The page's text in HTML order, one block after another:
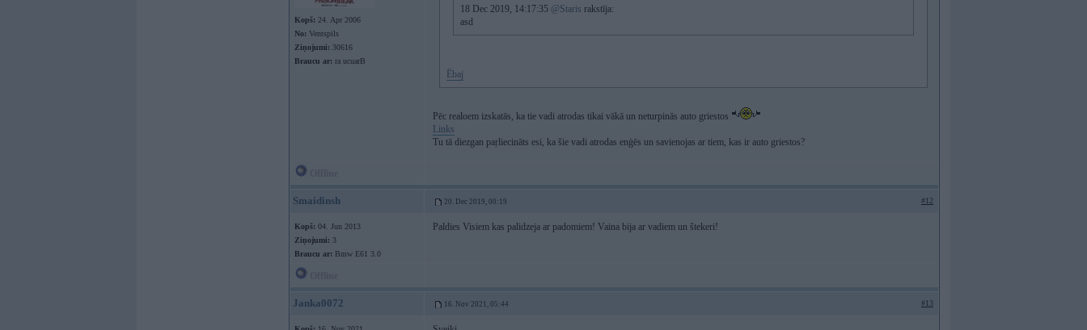
Kopš: 24. Apr 2006
No: Ventspils
Ziņojumi: 30616
Braucu ar: ra ucuarB
18 Dec 2019, 14:17:35 @Staris rakstīja:
asd
Ēbaj
Pēc realoem izskatās, ka tie vadi atrodas tikai vākā un neturpinās auto griestos
Links
Tu tā diezgan paŗliecināts esi, ka šie vadi atrodas enģēs un savienojas ar tiem, kas ir auto griestos?
Smaidinsh 20. Dec 2019, 00:19 #12
Kopš: 04. Jun 2013
Ziņojumi: 3
Braucu ar: Bmw E61 3.0
Paldies Visiem kas palidzeja ar padomiem! Vaina bija ar vadiem un štekeri!
Janka0072 16. Nov 2021, 05:44 #13